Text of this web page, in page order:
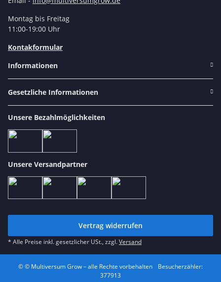
Montag bis Freitag
11:00-19:00 Uhr
Kontakformular
Informationen
Gesetzliche Informationen
Unsere Bezahlmöglichkeiten
Unsere Versandpartner
Vertrag widerrufen
* Alle Preise inkl. gesetzlicher USt., zzgl.Versand
© © Multiversum Grow – alle Rechte vorbehalten
Besucherzähler:
377913